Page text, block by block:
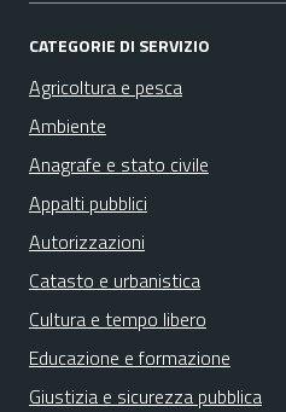
CATEGORIE DI SERVIZIO
Agricoltura e pesca
Ambiente
Anagrafe e stato civile
Appalti pubblici
Autorizzazioni
Catasto e urbanistica
Cultura e tempo libero
Educazione e formazione
Giustizia e sicurezza pubblica